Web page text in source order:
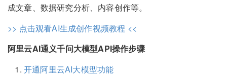
成文章、数据研究分析、内容创作等。
>> 点击观看AI生成创作视频教程 <<
阿里云AI通义千问大模型API操作步骤
开通阿里云AI大模型功能